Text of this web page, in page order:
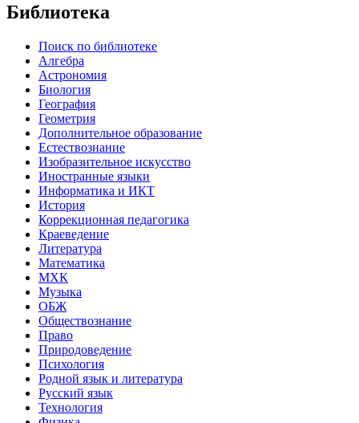
Библиотека
Поиск по библиотеке
Алгебра
Астрономия
Биология
География
Геометрия
Дополнительное образование
Естествознание
Изобразительное искусство
Иностранные языки
Информатика и ИКТ
История
Коррекционная педагогика
Краеведение
Литература
Математика
МХК
Музыка
ОБЖ
Обществознание
Право
Природоведение
Психология
Родной язык и литература
Русский язык
Технология